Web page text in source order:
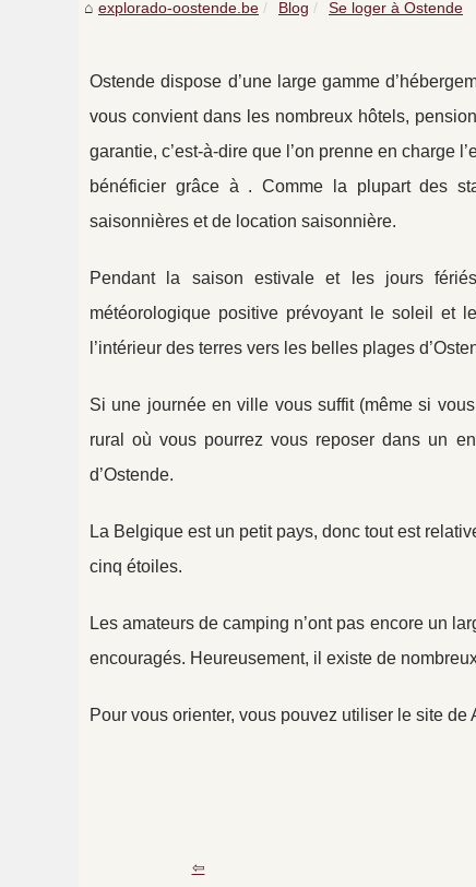
explorado-oostende.be Blog Se loger à Ostende
Ostende dispose d’une large gamme
vous convient dans les nombreux hôtels,
garantie, c’est-à-dire que l’on prenne en charge
bénéficier grâce à . Comme la plupart des
saisonnières et de location saisonnière.
Pendant la saison estivale et les jours
météorologique positive prévoyant le soleil et
l’intérieur des terres vers les belles plages
Si une journée en ville vous suffit (même si
rural où vous pourrez vous reposer dans un
d’Ostende.
La Belgique est un petit pays, donc tout est
cinq étoiles.
Les amateurs de camping n’ont pas encore un
encouragés. Heureusement, il existe de
Pour vous orienter, vous pouvez utiliser le site de